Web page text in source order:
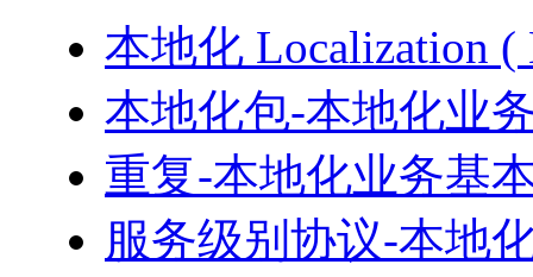
本地化 Localization
本地化包-本地化业
重复-本地化业务基
服务级别协议-本地